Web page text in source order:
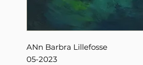
ANn Barbra Lillefosse
05-2023